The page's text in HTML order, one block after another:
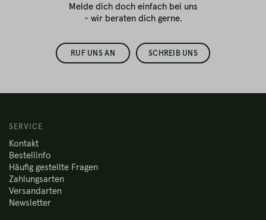
Melde dich doch einfach bei uns
- wir beraten dich gerne.
RUF UNS AN SCHREIB UNS
SERVICE
Kontakt
Bestellinfo
Häufig gestellte Fragen
Zahlungsarten
Versandarten
Newsletter